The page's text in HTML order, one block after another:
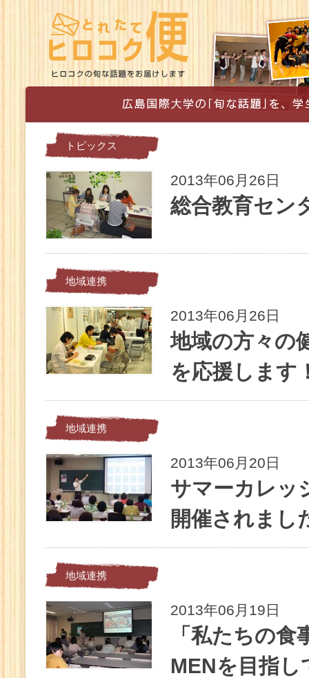
トピックス
2013年06月26日
総合教育セン
地域連携
2013年06月26日
地域の方々の
を応援します
地域連携
2013年06月20日
サマーカレッ
開催されまし
地域連携
2013年06月19日
「私たちの
MENを目指